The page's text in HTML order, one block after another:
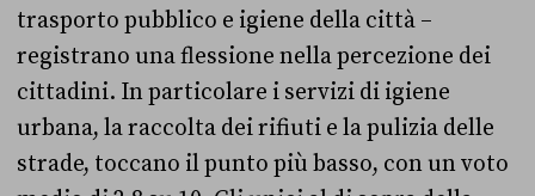
trasporto pubblico e igiene della città –
registrano una flessione nella percezione dei
cittadini. In particolare i servizi di igiene
urbana, la raccolta dei rifiuti e la pulizia delle
strade, toccano il punto più basso, con un voto